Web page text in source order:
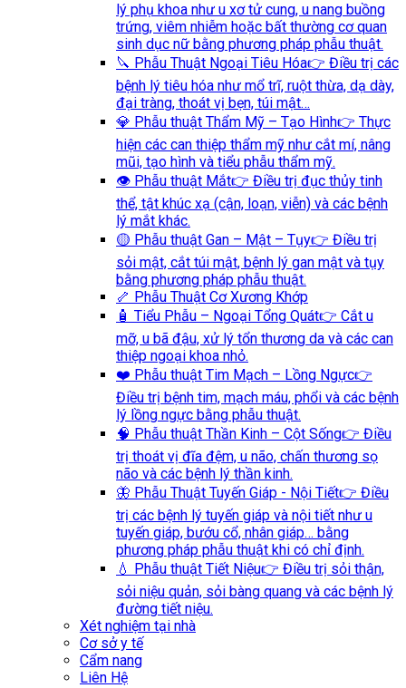
lý phụ khoa như u xơ tử cung, u nang buồng
trứng, viêm nhiễm hoặc bất thường cơ quan
sinh dục nữ bằng phương pháp phẫu thuật.
🔪 Phẫu Thuật Ngoại Tiêu Hóa👉 Điều trị các
bệnh lý tiêu hóa như mổ trĩ, ruột thừa, dạ dày,
đại tràng, thoát vị bẹn, túi mật…
💎 Phẫu thuật Thẩm Mỹ – Tạo Hình👉 Thực
hiện các can thiệp thẩm mỹ như cắt mí, nâng
mũi, tạo hình và tiểu phẫu thẩm mỹ.
👁️ Phẫu thuật Mắt👉 Điều trị đục thủy tinh
thể, tật khúc xạ (cận, loạn, viễn) và các bệnh
lý mắt khác.
🟡 Phẫu thuật Gan – Mật – Tụy👉 Điều trị
sỏi mật, cắt túi mật, bệnh lý gan mật và tụy
bằng phương pháp phẫu thuật.
🦴 Phẫu Thuật Cơ Xương Khớp
🧴 Tiểu Phẫu – Ngoại Tổng Quát👉 Cắt u
mỡ, u bã đậu, xử lý tổn thương da và các can
thiệp ngoại khoa nhỏ.
❤️ Phẫu thuật Tim Mạch – Lồng Ngực👉
Điều trị bệnh tim, mạch máu, phổi và các bệnh
lý lồng ngực bằng phẫu thuật.
🧠 Phẫu thuật Thần Kinh – Cột Sống👉 Điều
trị thoát vị đĩa đệm, u não, chấn thương sọ
não và các bệnh lý thần kinh.
🦋 Phẫu Thuật Tuyến Giáp - Nội Tiết👉 Điều
trị các bệnh lý tuyến giáp và nội tiết như u
tuyến giáp, bướu cổ, nhân giáp… bằng
phương pháp phẫu thuật khi có chỉ định.
💧 Phẫu thuật Tiết Niệu👉 Điều trị sỏi thận,
sỏi niệu quản, sỏi bàng quang và các bệnh lý
đường tiết niệu.
Xét nghiệm tại nhà
Cơ sở y tế
Cẩm nang
Liên Hệ